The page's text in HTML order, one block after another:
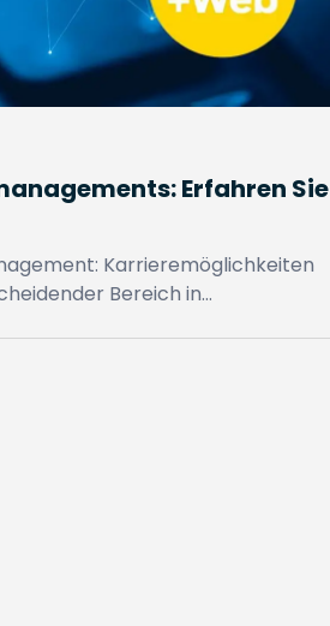
Erfahren Sie
Karrieremöglichkeiten
Bereich in…